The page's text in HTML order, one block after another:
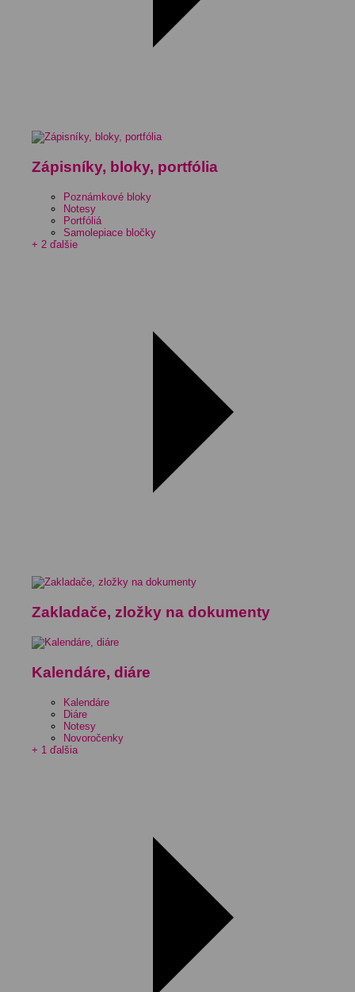
Zápisníky, bloky, portfólia
Poznámkové bloky
Notesy
Portfóliá
Samolepiace bločky
+ 2 ďalšie
Zakladače, zložky na dokumenty
Kalendáre, diáre
Kalendáre
Diáre
Notesy
Novoročenky
+ 1 ďalšia